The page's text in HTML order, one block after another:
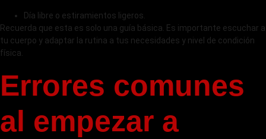
Día libre o estiramientos ligeros.
Recuerda que esta es solo una guía básica. Es importante escuchar a
tu cuerpo y adaptar la rutina a tus necesidades y nivel de condición
física.
Errores comunes
al empezar a